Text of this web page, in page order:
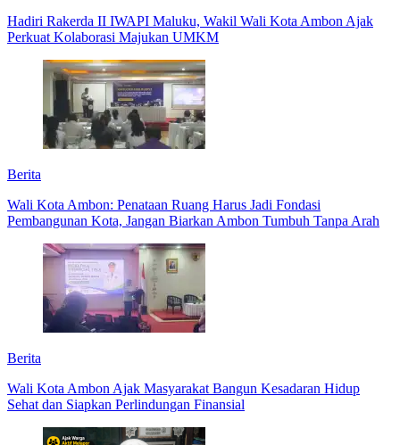
Hadiri Rakerda II IWAPI Maluku, Wakil Wali Kota Ambon Ajak
Perkuat Kolaborasi Majukan UMKM
Berita
Wali Kota Ambon: Penataan Ruang Harus Jadi Fondasi
Pembangunan Kota, Jangan Biarkan Ambon Tumbuh Tanpa Arah
Berita
Wali Kota Ambon Ajak Masyarakat Bangun Kesadaran Hidup
Sehat dan Siapkan Perlindungan Finansial